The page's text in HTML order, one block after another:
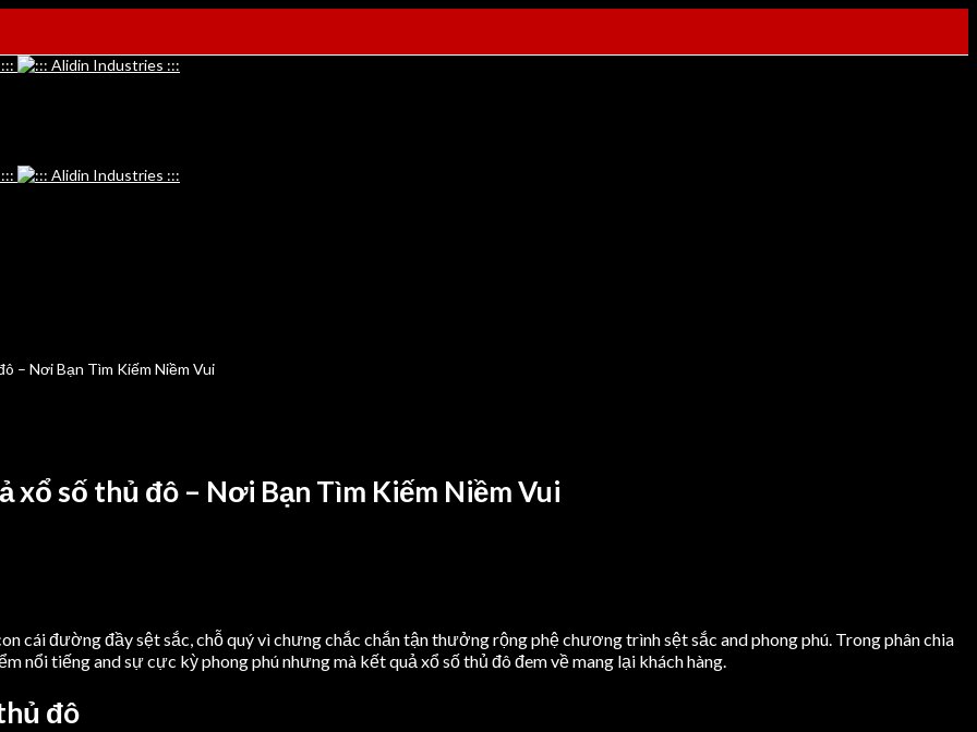
– Nơi Bạn Tìm Kiếm Niềm Vui
xổ số thủ đô – Nơi Bạn Tìm Kiếm Niềm Vui
cái đường đầy sệt sắc, chỗ quý vì chưng chắc chắn tận thưởng rộng phệ chương trình sệt sắc and phong phú. Trong phân chia
nổi tiếng and sự cực kỳ phong phú nhưng mà kết quả xổ số thủ đô đem về mang lại khách hàng.
đô